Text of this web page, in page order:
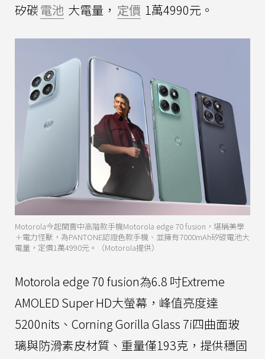
矽碳電池 大電量， 定價 1萬4990元。
Motorola今起開賣中高階款手機Motorola edge 70 fusion，堪稱美學
＋電力怪獸，為PANTONE認證色款手機、並擁有7000mAh矽碳電池大
電量，定價1萬4990元。（Motorola提供）
Motorola edge 70 fusion為6.8 吋Extreme
AMOLED Super HD大螢幕，峰值亮度達
5200nits、Corning Gorilla Glass 7i四曲面玻
璃與防滑素皮材質、重量僅193克，提供穩固